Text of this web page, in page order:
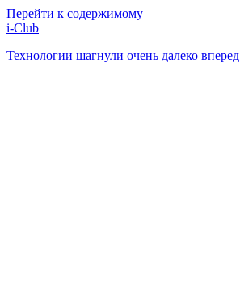
Перейти к содержимому
i-Club
Технологии шагнули очень далеко вперед